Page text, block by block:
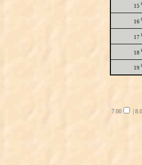
15
16
17
18
19
7.00